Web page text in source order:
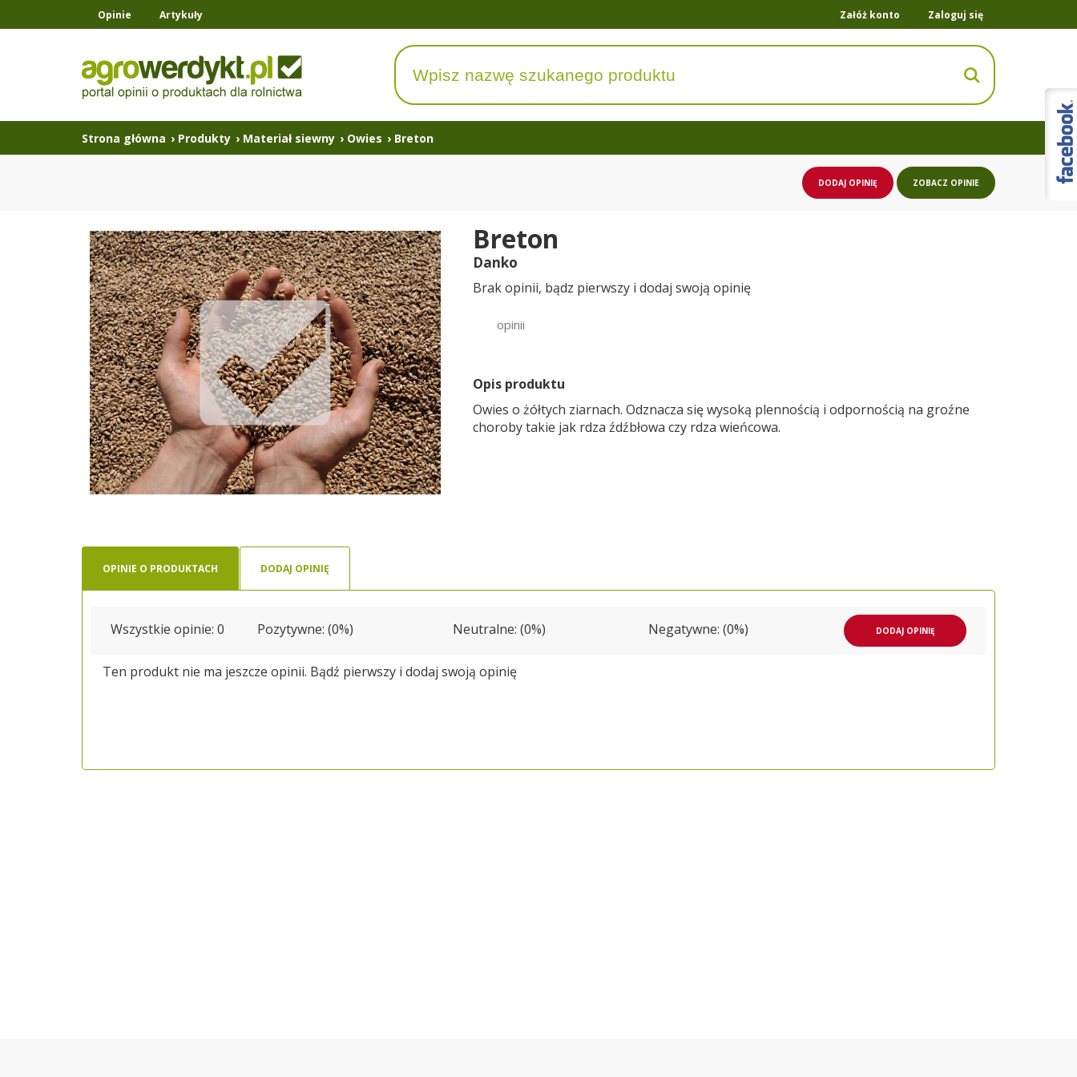
Opinie Artykuły Zaloguj się
Załóż konto
Strona główna › Produkty › Materiał siewny › Owies › Breton
DODAJ OPINIĘ ZOBACZ OPINIE
Breton
Danko
Brak opinii, bądz pierwszy i dodaj swoją opinię
opinii
Opis produktu
Owies o żółtych ziarnach. Odznacza się wysoką plennością i odpornością na groźne
choroby takie jak rdza źdźbłowa czy rdza wieńcowa.
OPINIE O PRODUKTACH DODAJ OPINIĘ
Wszystkie opinie: 0 Pozytywne: (0%) Neutralne: (0%) Negatywne: (0%) DODAJ OPINIĘ
Ten produkt nie ma jeszcze opinii. Bądź pierwszy i dodaj swoją opinię